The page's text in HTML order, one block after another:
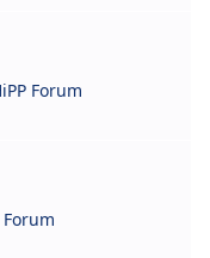
Forum
Forum